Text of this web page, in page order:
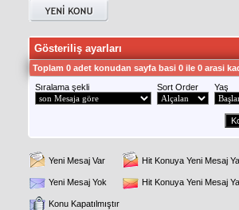
Gösteriliş ayarları
Toplam 0 adet konudan sayfa basi 0 ile 0 arasi
Sıralama şekli
Sort Order Yaş
Yeni Mesaj Var Hit Konuya Yeni Mesaj
Yeni Mesaj Yok Hit Konuya Yeni Mesaj
Konu Kapatılmıştır